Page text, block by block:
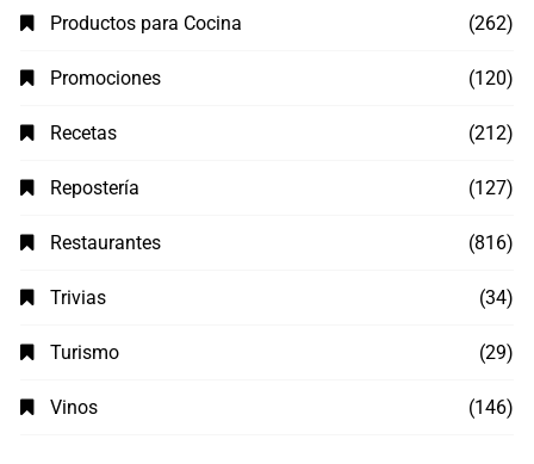
Productos para Cocina (262)
Promociones (120)
Recetas (212)
Repostería (127)
Restaurantes (816)
Trivias (34)
Turismo (29)
Vinos (146)